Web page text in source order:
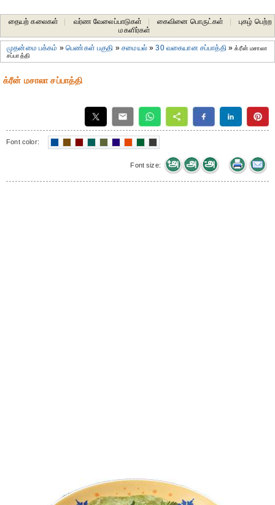
தையற் கலைகள் வர்ண வேலைப்பாடுகள் கைவினை பொருட்கள்
புகழ் பெற்ற
மகளிர்கள்
முதன்மை பக்கம் »பெண்கள் பகுதி »சமையல்»30 வகையான சப்பாத்தி»க்ரீன் மசாலா
சப்பாத்தி
க்ரீன் மசாலா சப்பாத்தி
Font color:
Font size: